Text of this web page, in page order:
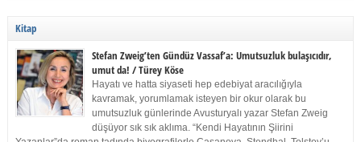
Kitap
Stefan Zweig’ten Gündüz Vassaf’a: Umutsuzluk bulaşıcıdır,
umut da! / Türey Köse
Hayatı ve hatta siyaseti hep edebiyat aracılığıyla
kavramak, yorumlamak isteyen bir okur olarak bu
umutsuzluk günlerinde Avusturyalı yazar Stefan Zweig
düşüyor sık sık aklıma. “Kendi Hayatının Şiirini